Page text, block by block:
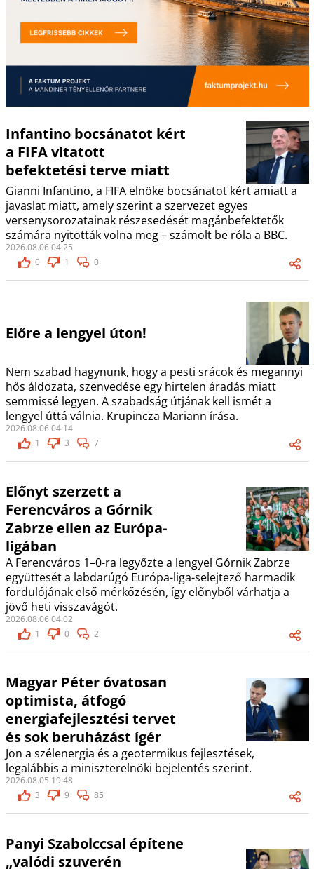
Infantino bocsánatot kért
a FIFA vitatott
befektetési terve miatt
Gianni Infantino, a FIFA elnöke bocsánatot kért amiatt a
javaslat miatt, amely szerint a szervezet egyes
versenysorozatainak részesedését magánbefektetők
számára nyitották volna meg – számolt be róla a BBC.
2026.08.06 04:25
0
1 0
Előre a lengyel úton!
Nem szabad hagynunk, hogy a pesti srácok és megannyi
hős áldozata, szenvedése egy hirtelen áradás miatt
semmissé legyen. A szabadság útjának kell ismét a
lengyel úttá válnia. Krupincza Mariann írása.
2026.08.06 04:14
1
3 7
Előnyt szerzett a
Ferencváros a Górnik
Zabrze ellen az Európa-
ligában
A Ferencváros 1–0-ra legyőzte a lengyel Górnik Zabrze
együttesét a labdarúgó Európa-liga-selejtező harmadik
fordulójának első mérkőzésén, így előnyből várhatja a
jövő heti visszavágót.
2026.08.06 04:02
1
0 2
Magyar Péter óvatosan
optimista, átfogó
energiafejlesztési tervet
és sok beruházást ígér
Jön a szélenergia és a geotermikus fejlesztések,
legalábbis a miniszterelnöki bejelentés szerint.
2026.08.05 19:48
3
9 85
Panyi Szabolccsal építene
„valódi szuverén